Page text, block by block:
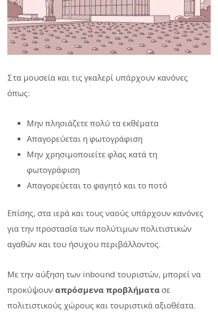
Στα μουσεία και τις γκαλερί υπάρχουν κανόνες
όπως:
Μην πλησιάζετε πολύ τα εκθέματα
Απαγορεύεται η φωτογράφιση
Μην χρησιμοποιείτε φλας κατά τη
φωτογράφιση
Απαγορεύεται το φαγητό και το ποτό
Επίσης, στα ιερά και τους ναούς υπάρχουν κανόνες
για την προστασία των πολύτιμων πολιτιστικών
αγαθών και του ήσυχου περιβάλλοντος.
Με την αύξηση των inbound τουριστών, μπορεί να
προκύψουν απρόσμενα προβλήματασε
πολιτιστικούς χώρους και τουριστικά αξιοθέατα.